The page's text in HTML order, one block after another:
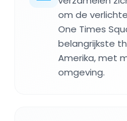
om de
One Times
belangrijkste
Amerika, met
omgeving.